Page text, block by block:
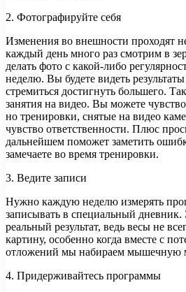
2. Фотографируйте себя
Изменения во внешности проходят
каждый день много раз смотрим в
делать фото с какой-либо
неделю. Вы будете видеть
стремиться достигнуть большего.
занятия на видео. Вы можете
но тренировки, снятые на видео
чувство ответственности. Плюс
дальнейшем поможет заметить
замечаете во время тренировки.
3. Ведите записи
Нужно каждую неделю измерять
записывать в специальный
реальный результат, ведь весы не
картину, особенно когда вместе с
отложений мы набираем мышечную
4. Придерживайтесь программы